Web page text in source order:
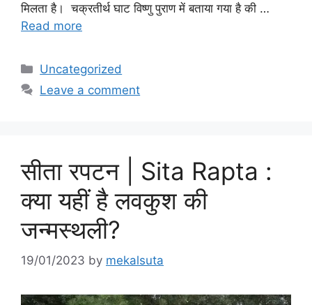
मिलता है। चक्रतीर्थ घाट विष्णु पुराण में बताया गया है की …
Read more
Categories
Uncategorized
Leave a comment
सीता रपटन | Sita Rapta :
क्या यहीं है लवकुश की
जन्मस्थली?
19/01/2023 by mekalsuta